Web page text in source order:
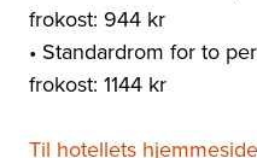
frokost: 944 kr
• Standardrom for to
frokost: 1144 kr
Til hotellets hjemmeside